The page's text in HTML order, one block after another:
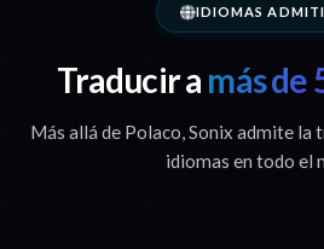
IDIOMAS
Traducir a más de
Más allá de Polaco, Sonix admite la
idiomas en todo el